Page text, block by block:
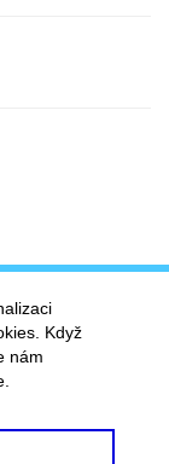
Když
nám